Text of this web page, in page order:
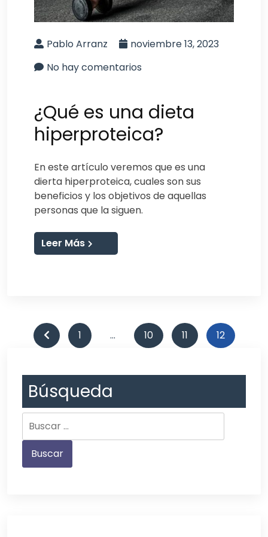
Pablo Arranz
noviembre 13, 2023
No hay comentarios
¿Qué es una dieta
hiperproteica?
En este artículo veremos que es una
dierta hiperproteica, cuales son sus
beneficios y los objetivos de aquellas
personas que la siguen.
Leer Más
1 … 10 11 12
Búsqueda